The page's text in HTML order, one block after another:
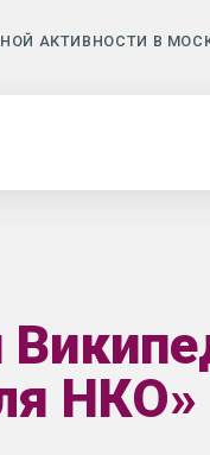
АКТИВНОСТИ В
НКО»